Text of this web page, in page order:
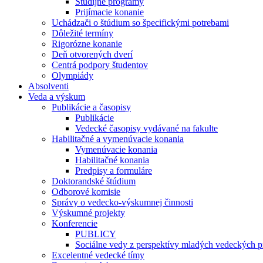
Prijímacie konanie
Uchádzači o štúdium so špecifickými potrebami
Dôležité termíny
Rigorózne konanie
Deň otvorených dverí
Centrá podpory študentov
Olympiády
Absolventi
Veda a výskum
Publikácie a časopisy
Publikácie
Vedecké časopisy vydávané na fakulte
Habilitačné a vymenúvacie konania
Vymenúvacie konania
Habilitačné konania
Predpisy a formuláre
Doktorandské štúdium
Odborové komisie
Správy o vedecko-výskumnej činnosti
Výskumné projekty
Konferencie
PUBLICY
Sociálne vedy z perspektívy mladých vedeckých
Excelentné vedecké tímy